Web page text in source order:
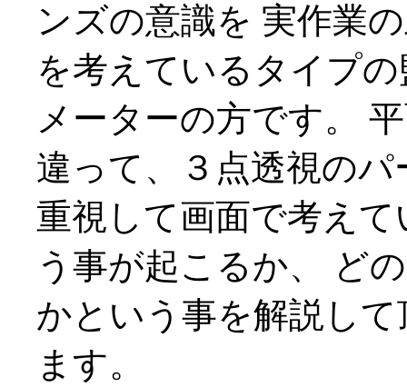
ンズの意識を 実作業
を考えているタイプ
メーターの方です。
違って、３点透視の
重視して画面で考え
う事が起こるか、 ど
かという事を解説し
ます。